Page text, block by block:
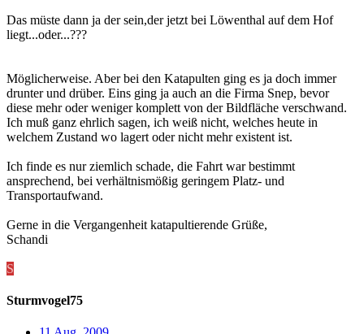
Das müste dann ja der sein,der jetzt bei Löwenthal auf dem Hof
liegt...oder...???
Möglicherweise. Aber bei den Katapulten ging es ja doch immer
drunter und drüber. Eins ging ja auch an die Firma Snep, bevor
diese mehr oder weniger komplett von der Bildfläche verschwand.
Ich muß ganz ehrlich sagen, ich weiß nicht, welches heute in
welchem Zustand wo lagert oder nicht mehr existent ist.
Ich finde es nur ziemlich schade, die Fahrt war bestimmt
ansprechend, bei verhältnismößig geringem Platz- und
Transportaufwand.
Gerne in die Vergangenheit katapultierende Grüße,
Schandi
S
Sturmvogel75